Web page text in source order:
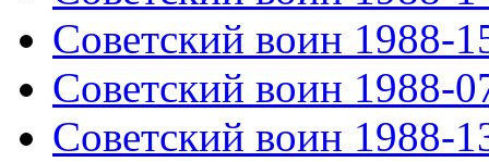
Советский воин 1988-
Советский воин 1988-
Советский воин 1988-